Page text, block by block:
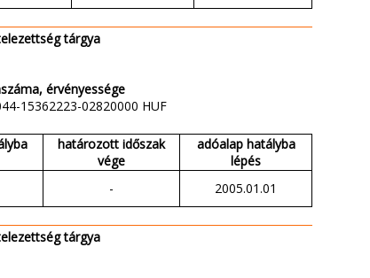
tárgya
érvényessége
15362223-02820000 HUF
határozott időszak
vége
adóalap hatályba
lépés
- 2005.01.01
tárgya